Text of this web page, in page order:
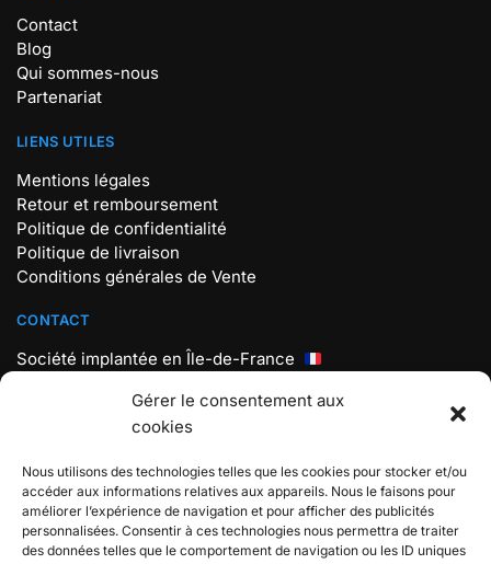
Gérer le consentement aux
cookies
Nous utilisons des technologies telles que les cookies pour stocker et/ou
accéder aux informations relatives aux appareils. Nous le faisons pour
améliorer l’expérience de navigation et pour afficher des publicités
personnalisées. Consentir à ces technologies nous permettra de traiter
des données telles que le comportement de navigation ou les ID uniques
Contact
Blog
Qui sommes-nous
Partenariat
LIENS UTILES
Mentions légales
Retour et remboursement
Politique de confidentialité
Politique de livraison
Conditions générales de Vente
CONTACT
Société implantée en Île-de-France
Téléphone : +33 7 56 98 18 19
Lundi au vendredi : 9h30 – 17h30
BOUTIQUE POKEMON
Boutique spécialisée sur L’univers Pokémon, Rejoignez
l’aventure et attrapez-les tous !